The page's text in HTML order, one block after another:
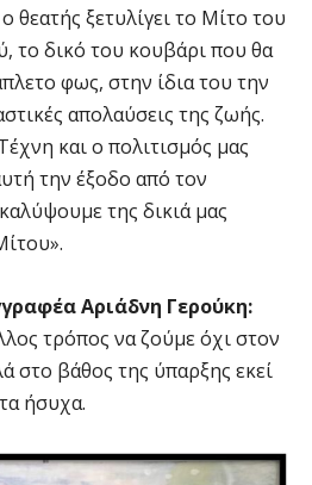
θεατής ξετυλίγει το Μίτο του
το δικό του κουβάρι που θα
φως, στην ίδια του την
απολαύσεις της ζωής.
και ο πολιτισμός μας
την έξοδο από τον
της δικιά μας
Αριάδνη Γερούκη:
τρόπος να ζούμε όχι στον
στο βάθος της ύπαρξης εκεί
ήσυχα.